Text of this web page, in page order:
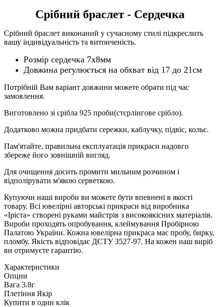
Срібний браслет - Сердечка
Срібний браслет виконаний у сучасному стилі підкреслить
вашу індивідуальність та витонченість.
Розмір сердечка 7х8мм
Довжина регулюється на обхват від 17 до 21см
Потрібній Вам варіант довжини можете обрати під час
замовлення.
Виготовлено зі срібла 925 проби(стєрлінгове срібло).
Додатково можна придбати сережки, каблучку, підвіс, кольє.
Пам'ятайте, правильна експлуатація прикраси надовго
збереже його зовнішній вигляд.
Для очищення досить промити мильним розчином і
відполірувати м'якою серветкою.
Купуючи наші вироби ви можете бути впевнені в якості
товару. Всі ювелірні авторські прикраси від виробника
«Іріста» створені руками майстрів з високоякісних матеріалів.
Вироби проходять опробування, клеймування Пробірною
Палатою України. Кожна ювелірна прикраса має пробу, бирку,
пломбу. Якість відповідає ДСТУ 3527-97. На кожен наш виріб
ви отримуєте гарантію.
Характеристики
Опции
Вага 3.8г
Плетіння Якір
Купити в один клік